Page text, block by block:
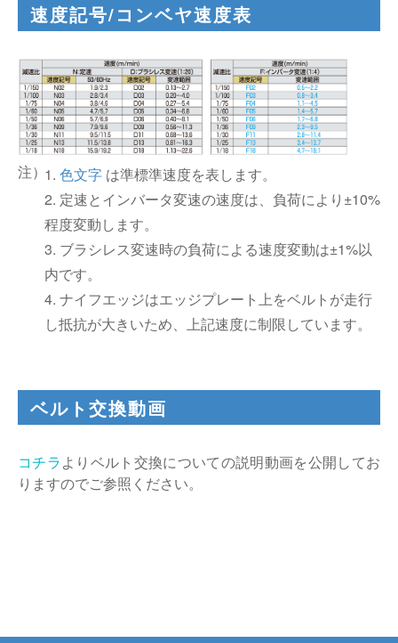
速度記号/コンベヤ速度表
1. 色文字 は準標準速度を表します。
2. 定速とインバータ変速の速度は、負荷により±10%
程度変動します。
3. ブラシレス変速時の負荷による速度変動は±1%以
内です。
4. ナイフエッジはエッジプレート上をベルトが走行
し抵抗が大きいため、上記速度に制限しています。
ベルト交換動画
コチラよりベルト交換についての説明動画を公開してお
りますのでご参照ください。